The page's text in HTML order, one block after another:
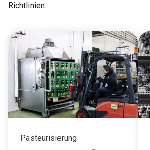
Richtlinien.
Pasteurisierung